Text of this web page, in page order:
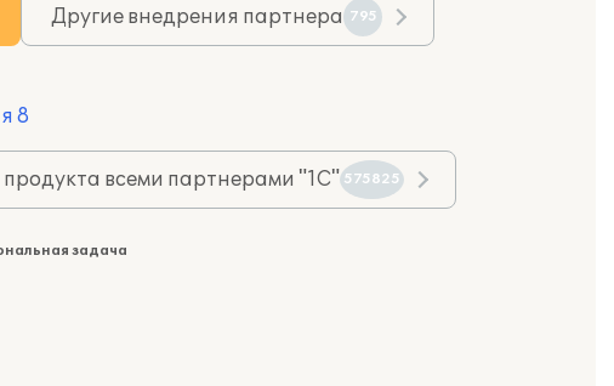
Другие внедрения партнера 795
8
всеми партнерами "1С" 575825
задача